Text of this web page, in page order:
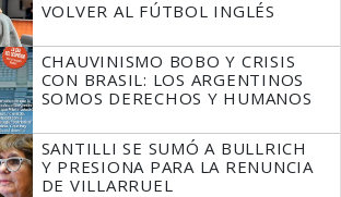
VOLVER AL FÚTBOL INGLÉS
CHAUVINISMO BOBO Y CRISIS
CON BRASIL: LOS ARGENTINOS
SOMOS DERECHOS Y HUMANOS
SANTILLI SE SUMÓ A BULLRICH
Y PRESIONA PARA LA RENUNCIA
DE VILLARRUEL